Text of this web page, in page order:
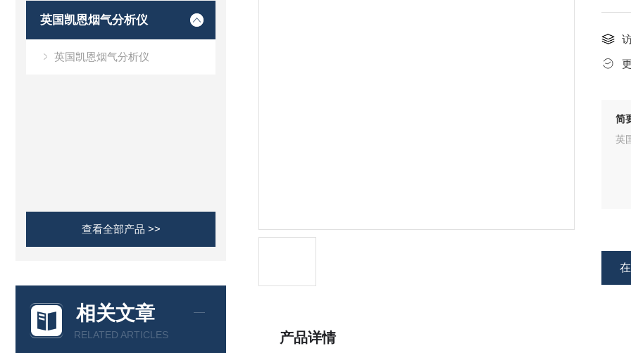
英国凯恩烟气分析仪
英国凯恩烟气分析仪
查看全部产品 >>
相关文章
RELATED ARTICLES
简
英
产品详情